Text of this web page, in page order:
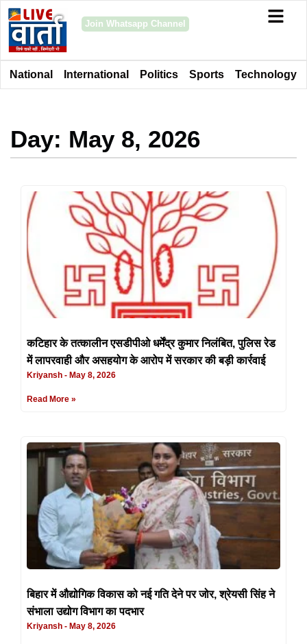
Join Whatsapp Channel
National International Politics Sports Technology
Day: May 8, 2026
कटिहार के तत्कालीन एसडीपीओ धर्मेंद्र कुमार निलंबित, पुलिस रेड
में लापरवाही और असहयोग के आरोप में सरकार की बड़ी कार्रवाई
Kriyansh May 8, 2026
Read More »
बिहार में औद्योगिक विकास को नई गति देने पर जोर, श्रेयसी सिंह ने
संभाला उद्योग विभाग का पदभार
Kriyansh May 8, 2026